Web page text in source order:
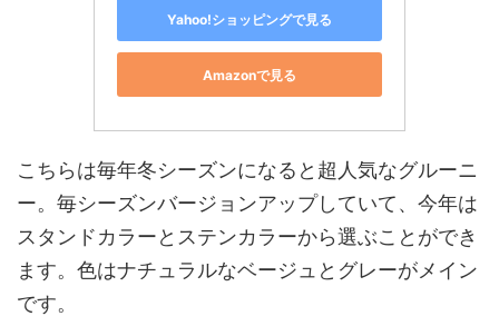
Yahoo!ショッピングで見る
Amazonで見る
こちらは毎年冬シーズンになると超人気なグルーニ
ー。毎シーズンバージョンアップしていて、今年は
スタンドカラーとステンカラーから選ぶことができ
ます。色はナチュラルなベージュとグレーがメイン
です。